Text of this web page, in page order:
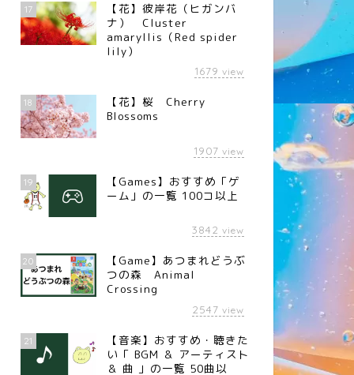
17
【花】彼岸花（ヒガンバ
ナ） Cluster
amaryllis（Red spider
lily）
1679 view
18
【花】桜 Cherry
Blossoms
1907 view
19
【Games】おすすめ「ゲ
ーム」の一覧 100コ以上
3842 view
20
【Game】あつまれどうぶ
つの森 Animal
Crossing
2547 view
21
【音楽】おすすめ・聴きた
い「 BGM ＆ アーティスト
＆ 曲 」の一覧 50曲以